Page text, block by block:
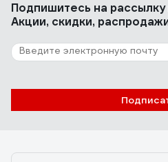
Подпишитесь на рассылку
Акции, скидки,